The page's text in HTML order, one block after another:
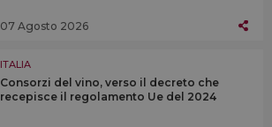
07 Agosto 2026
ITALIA
Consorzi del vino, verso il decreto che
recepisce il regolamento Ue del 2024